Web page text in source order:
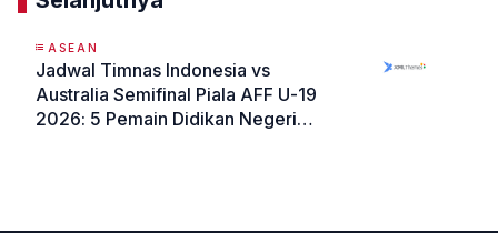
ASEAN
Jadwal Timnas Indonesia vs
Australia Semifinal Piala AFF U-19
2026: 5 Pemain Didikan Negeri